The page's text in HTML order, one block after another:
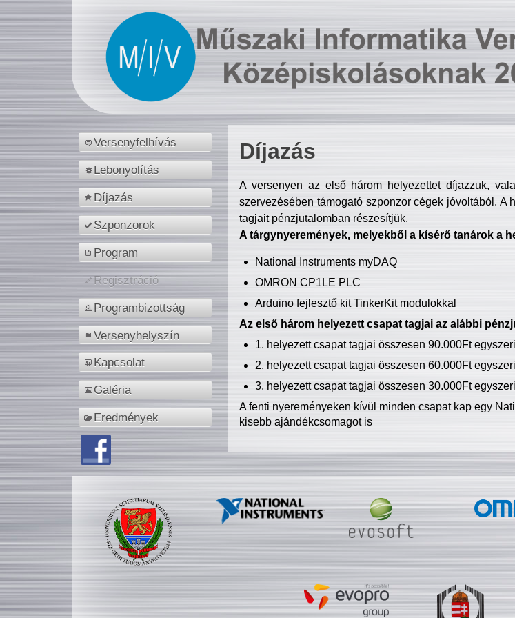
Versenyfelhívás
Lebonyolítás
Díjazás
Szponzorok
Program
Regisztráció
Programbizottság
Versenyhelyszín
Kapcsolat
Galéria
Eredmények
Díjazás
A versenyen az első három helyezettet díjazzuk,
szervezésében támogató szponzor cégek jóvoltából.
tagjait pénzjutalomban részesítjük.
A tárgynyeremények, melyekből a kísérő tanárok a
National Instruments myDAQ
OMRON CP1LE PLC
Arduino fejlesztő kit TinkerKit modulokkal
Az első három helyezett csapat tagjai az alábbi
1. helyezett csapat tagjai összesen 90.000Ft
2. helyezett csapat tagjai összesen 60.000Ft
3. helyezett csapat tagjai összesen 30.000Ft
A fenti nyereményeken kívül minden csapat kap egy
kisebb ajándékcsomagot is